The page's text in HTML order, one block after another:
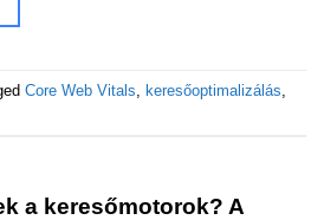
Core Web Vitals keresőoptimalizálás
a keresőmotorok? A